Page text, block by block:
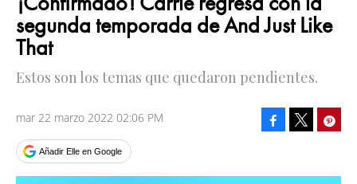
segunda temporada de And Just Like
That
Estos son los temas que quedaron pendientes.
mar 22 marzo 2022 02:06 PM
Añadir Elle en Google
Facebook